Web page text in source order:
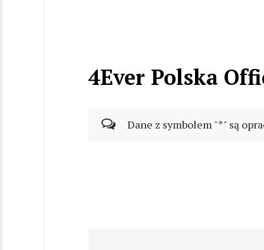
4Ever Polska
Dane z symbolem "*" są